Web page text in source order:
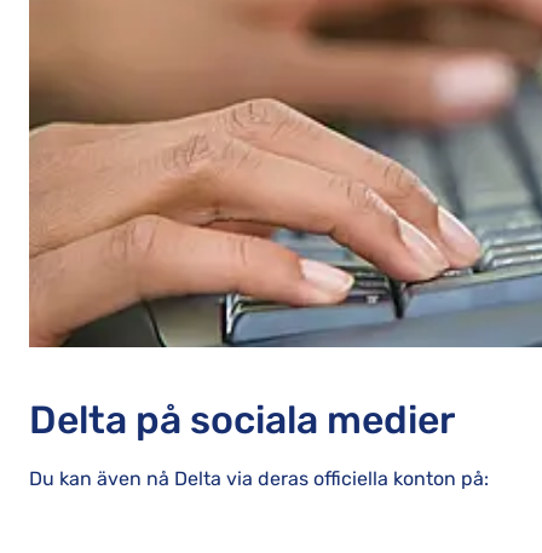
Delta på sociala medier
Du kan även nå Delta via deras officiella konton på: